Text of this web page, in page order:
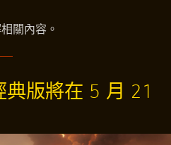
關內容。
典版將在 5 月 21